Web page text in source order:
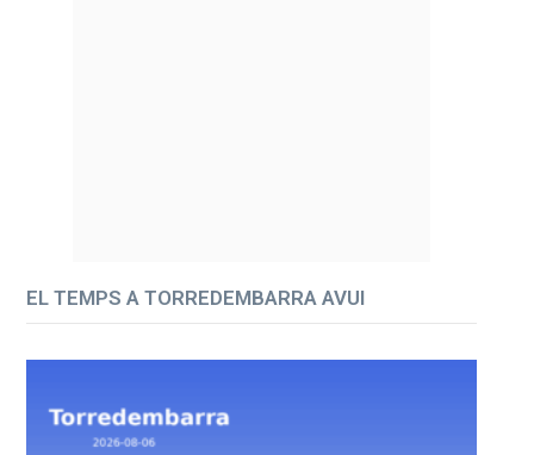
EL TEMPS A TORREDEMBARRA AVUI